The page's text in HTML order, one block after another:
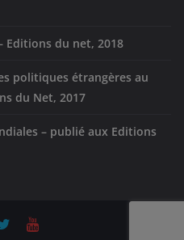
Editions du net, 2018
politiques étrangères au
du Net, 2017
– publié aux Editions